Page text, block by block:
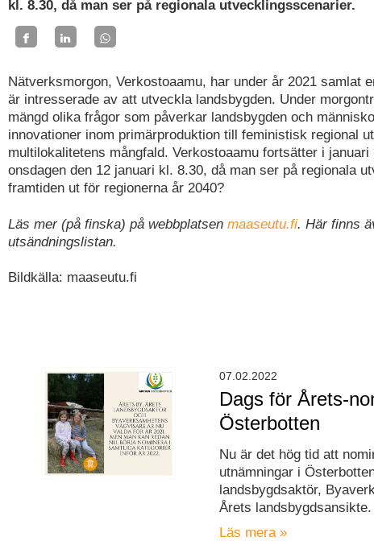
kl. 8.30, då man ser på regionala utvecklingsscenarier.
Nätverksmorgon, Verkostoaamu, har under år 2021 samlat
är intresserade av att utveckla landsbygden. Under
mängd olika frågor som påverkar landsbygden och
innovationer inom primärproduktion till feministisk regional
multilokalitetens mångfald. Verkostoaamu fortsätter i
onsdagen den 12 januari kl. 8.30, då man ser på regionala
framtiden ut för regionerna år 2040?
Läs mer (på finska) på webbplatsen maaseutu.fi. Här finns
utsändningslistan.
Bildkälla: maaseutu.fi
Dags för Årets-
Österbotten
Nu är det hög tid att
utnämningar i
landsbygdsaktör,
Årets landsbygdsansikte.
Läs mera »
07.02.2022